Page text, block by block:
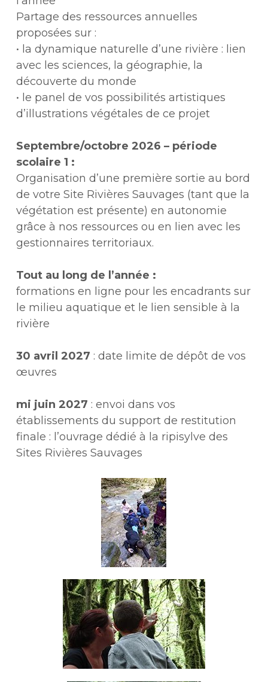
Partage des ressources annuelles
proposées sur :
• la dynamique naturelle d’une rivière : lien
avec les sciences, la géographie, la
découverte du monde
• le panel de vos possibilités artistiques
d’illustrations végétales de ce projet
Septembre/octobre 2026 – période
scolaire 1 :
Organisation d’une première sortie au bord
de votre Site Rivières Sauvages (tant que la
végétation est présente) en autonomie
grâce à nos ressources ou en lien avec les
gestionnaires territoriaux.
Tout au long de l’année :
formations en ligne pour les encadrants sur
le milieu aquatique et le lien sensible à la
rivière
30 avril 2027 : date limite de dépôt de vos
œuvres
mi juin 2027 : envoi dans vos
établissements du support de restitution
finale : l’ouvrage dédié à la ripisylve des
Sites Rivières Sauvages